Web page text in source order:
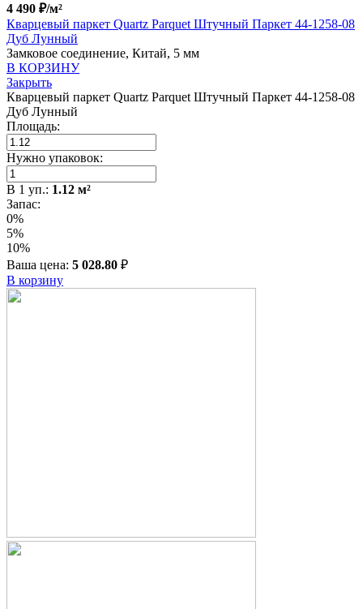
4 490 ₽/м²
Кварцевый паркет Quartz Parquet Штучный Паркет 44-1258-08
Дуб Лунный
Замковое соединение, Китай, 5 мм
В КОРЗИНУ
Закрыть
Кварцевый паркет Quartz Parquet Штучный Паркет 44-1258-08
Дуб Лунный
Площадь:
Нужно упаковок:
В 1 уп.: 1.12 м²
Запас:
0%
5%
10%
Ваша цена: 5 028.80 ₽
В корзину